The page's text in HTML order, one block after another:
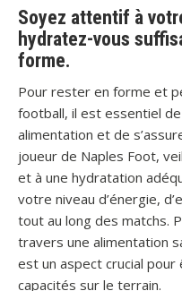
Soyez attentif à
hydratez-vous
forme.
Pour rester en forme et
football, il est essentiel
alimentation et de
joueur de Naples Foot,
et à une hydratation
votre niveau d’énergie,
tout au long des matchs.
travers une alimentation
est un aspect crucial
capacités sur le terrain.